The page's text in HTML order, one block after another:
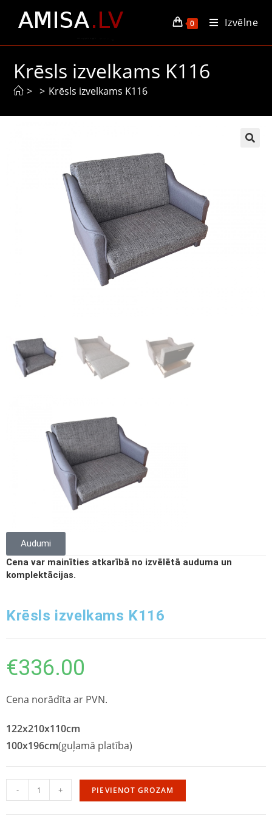
0 Izvēlne
Krēsls izvelkams K116
> > Krēsls izvelkams K116
Audumi
Cena var mainīties atkarībā no izvēlētā auduma un
komplektācijas.
Krēsls izvelkams K116
€336.00
Cena norādīta ar PVN.
122x210x110cm
100x196cm(guļamā platība)
- + PIEVIENOT GROZAM